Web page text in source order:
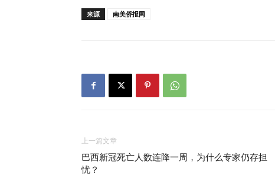
来源 南美侨报网
上一篇文章
巴西新冠死亡人数连降一周，为什么专家仍存担
忧？